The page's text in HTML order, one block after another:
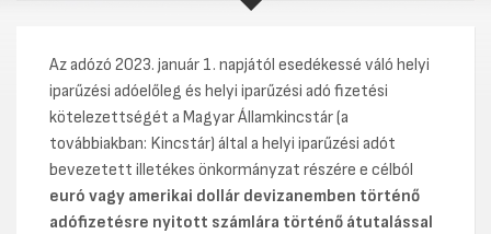
Az adózó 2023. január 1. napjától esedékessé váló helyi
iparűzési adóelőleg és helyi iparűzési adó fizetési
kötelezettségét a Magyar Államkincstár (a
továbbiakban: Kincstár) által a helyi iparűzési adót
bevezetett illetékes önkormányzat részére e célból
euró vagy amerikai dollár devizanemben történő
adófizetésre nyitott számlára történő átutalással